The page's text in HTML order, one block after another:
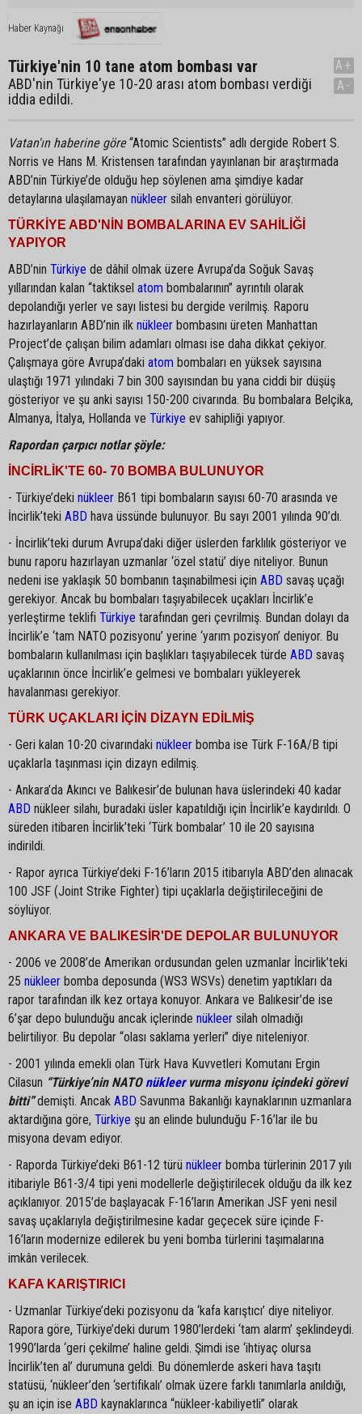
Haber Kaynağı
Türkiye'nin 10 tane atom bombası var
ABD'nin Türkiye'ye 10-20 arası atom bombası verdiği
iddia edildi.
A+
A-
Vatan'ın haberine göre“Atomic Scientists” adlı dergide Robert S.
Norris ve Hans M. Kristensen tarafından yayınlanan bir araştırmada
ABD’nin Türkiye’de olduğu hep söylenen ama şimdiye kadar
detaylarına ulaşılamayan nükleer silah envanteri görülüyor.
TÜRKİYE ABD'NİN BOMBALARINA EV SAHİLİĞİ
YAPIYOR
ABD’nin Türkiye de dâhil olmak üzere Avrupa’da Soğuk Savaş
yıllarından kalan “taktiksel atom bombalarının” ayrıntılı olarak
depolandığı yerler ve sayı listesi bu dergide verilmiş. Raporu
hazırlayanların ABD’nin ilk nükleer bombasını üreten Manhattan
Project’de çalışan bilim adamları olması ise daha dikkat çekiyor.
Çalışmaya göre Avrupa’daki atom bombaları en yüksek sayısına
ulaştığı 1971 yılındaki 7 bin 300 sayısından bu yana ciddi bir düşüş
gösteriyor ve şu anki sayısı 150-200 civarında. Bu bombalara Belçika,
Almanya, İtalya, Hollanda ve Türkiye ev sahipliği yapıyor.
Rapordan çarpıcı notlar şöyle:
İNCİRLİK'TE 60- 70 BOMBA BULUNUYOR
- Türkiye’deki nükleer B61 tipi bombaların sayısı 60-70 arasında ve
İncirlik’teki ABD hava üssünde bulunuyor. Bu sayı 2001 yılında 90’dı.
- İncirlik’teki durum Avrupa’daki diğer üslerden farklılık gösteriyor ve
bunu raporu hazırlayan uzmanlar ‘özel statü’ diye niteliyor. Bunun
nedeni ise yaklaşık 50 bombanın taşınabilmesi için ABD savaş uçağı
gerekiyor. Ancak bu bombaları taşıyabilecek uçakları İncirlik’e
yerleştirme teklifi Türkiye tarafından geri çevrilmiş. Bundan dolayı da
İncirlik’e ‘tam NATO pozisyonu’ yerine ‘yarım pozisyon’ deniyor. Bu
bombaların kullanılması için başlıkları taşıyabilecek türde ABD savaş
uçaklarının önce İncirlik’e gelmesi ve bombaları yükleyerek
havalanması gerekiyor.
TÜRK UÇAKLARI İÇİN DİZAYN EDİLMİŞ
- Geri kalan 10-20 civarındaki nükleer bomba ise Türk F-16A/B tipi
uçaklarla taşınması için dizayn edilmiş.
- Ankara’da Akıncı ve Balıkesir’de bulunan hava üslerindeki 40 kadar
ABD nükleer silahı, buradaki üsler kapatıldığı için İncirlik’e kaydırıldı. O
süreden itibaren İncirlik’teki ‘Türk bombalar’ 10 ile 20 sayısına
indirildi.
- Rapor ayrıca Türkiye’deki F-16’ların 2015 itibarıyla ABD’den alınacak
100 JSF (Joint Strike Fighter) tipi uçaklarla değiştirileceğini de
söylüyor.
ANKARA VE BALIKESİR'DE DEPOLAR BULUNUYOR
- 2006 ve 2008’de Amerikan ordusundan gelen uzmanlar İncirlik’teki
25 nükleer bomba deposunda (WS3 WSVs) denetim yaptıkları da
rapor tarafından ilk kez ortaya konuyor. Ankara ve Balıkesir’de ise
6’şar depo bulunduğu ancak içlerinde nükleer silah olmadığı
belirtiliyor. Bu depolar “olası saklama yerleri” diye niteleniyor.
- 2001 yılında emekli olan Türk Hava Kuvvetleri Komutanı Ergin
Cilasun “Türkiye’nin NATO nükleervurma misyonu içindeki görevi
bitti”demişti. Ancak ABD Savunma Bakanlığı kaynaklarının uzmanlara
aktardığına göre, Türkiye şu an elinde bulunduğu F-16’lar ile bu
misyona devam ediyor.
- Raporda Türkiye’deki B61-12 türü nükleer bomba türlerinin 2017 yılı
itibariyle B61-3/4 tipi yeni modellerle değiştirilecek olduğu da ilk kez
açıklanıyor. 2015’de başlayacak F-16’ların Amerikan JSF yeni nesil
savaş uçaklarıyla değiştirilmesine kadar geçecek süre içinde F-
16’ların modernize edilerek bu yeni bomba türlerini taşımalarına
imkân verilecek.
KAFA KARIŞTIRICI
- Uzmanlar Türkiye’deki pozisyonu da ‘kafa karıştıcı’ diye niteliyor.
Rapora göre, Türkiye’deki durum 1980’lerdeki ‘tam alarm’ şeklindeydi.
1990’larda ‘geri çekilme’ haline geldi. Şimdi ise ‘ihtiyaç olursa
İncirlik’ten al’ durumuna geldi. Bu dönemlerde askeri hava taşıtı
statüsü, ‘nükleer’den ‘sertifikalı’ olmak üzere farklı tanımlarla anıldığı,
şu an için ise ABD kaynaklarınca “nükleer-kabiliyetli” olarak